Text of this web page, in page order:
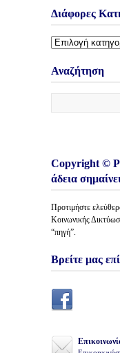
Διάφορες
Διάφορες
Άρθρων
Αναζήτηση
Copyright ©
άδεια
Προτιμήστε
Κοινωνικής
“πηγή”.
Βρείτε μας